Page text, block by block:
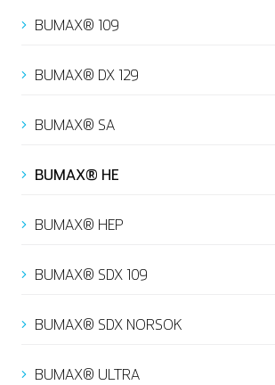
BUMAX® 109
BUMAX® DX 129
BUMAX® SA
BUMAX® HE
BUMAX® HEP
BUMAX® SDX 109
BUMAX® SDX NORSOK
BUMAX® ULTRA